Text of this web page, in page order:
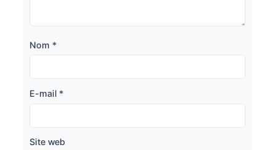
Nom *
E-mail *
Site web